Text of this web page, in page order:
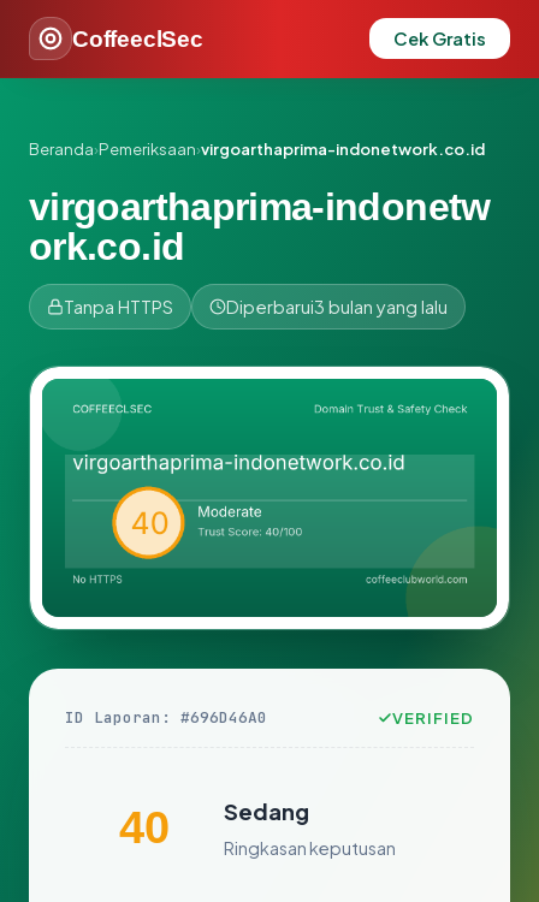
CoffeeclSec Cek Gratis
Beranda›Pemeriksaan›virgoarthaprima-indonetwork.co.id
virgoarthaprima-indonetw
ork.co.id
Tanpa HTTPS Diperbarui3 bulan yang lalu
ID Laporan: #696D46A0 VERIFIED
40 Sedang
Ringkasan keputusan